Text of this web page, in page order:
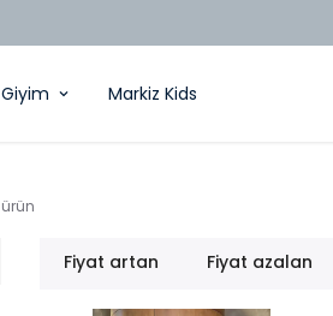
Giyim Markiz Kids
ürün
Fiyat artan Fiyat azalan